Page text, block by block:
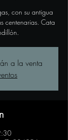
con su antigua
centenarias. Cata
a la venta